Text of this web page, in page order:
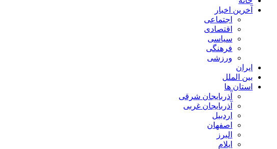
آخرین اخبار
اجتماعی
اقتصادی
سیاسی
فرهنگی
ورزشی
ایران
بین الملل
استان ها
آذربایجان شرقی
آذربایجان غربی
اردبیل
اصفهان
البرز
ایلام